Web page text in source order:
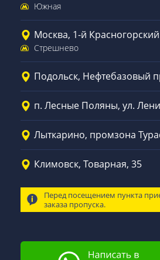
Южная
Москва, 1-й
Стрешнево
Подольск, Нефтебазовый
п. Лесные Поляны, ул.
Лыткарино, промзона
Климовск, Товарная, 35
Перед посещением пункта
заказа пропуска.